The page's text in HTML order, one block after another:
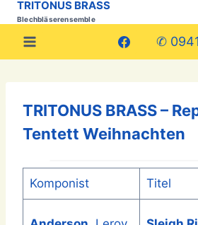
Zum
Inhalt
springen
TRITONUS BRASS
Blechbläserensemble
✆
TRITONUS BRASS –
Tentett Weihnachten
Komponist Titel